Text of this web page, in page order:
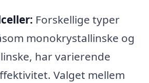
Forskellige typer
monokrystallinske og
har varierende
Valget mellem